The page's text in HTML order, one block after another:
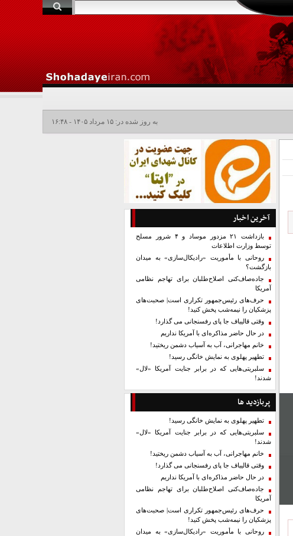
به روز شده در: ۱۵ مرداد ۱۴۰۵ - ۱۶:۴۸
آخرین اخبار
بازداشت ۲۱ مزدور موساد و ۴ شرور مسلح
توسط وزارت اطلاعات
روحانی با مأموریت «رادیکال‌سازی» به میدان
بازگشت؟
جاده‌صاف‌کنی اصلاح‌طلبان برای تهاجم نظامی
آمریکا
حرف‌های رئیس‌جمهور تکراری است| صحبت‌های
پزشکیان را نیمه‌شب پخش کنید!
وقتی قالیباف جا پای رفسنجانی می گذارد!
در حال حاضر مذاکره‌ای با آمریکا نداریم
خانم مهاجرانی، آب به آسیاب دشمن ریختید!
تطهیر پهلوی به نمایش خانگی رسید!
سلبریتی‌هایی که در برابر جنایت آمریکا «لال»
شدند!
پربازدید ها
تطهیر پهلوی به نمایش خانگی رسید!
سلبریتی‌هایی که در برابر جنایت آمریکا «لال»
شدند!
خانم مهاجرانی، آب به آسیاب دشمن ریختید!
وقتی قالیباف جا پای رفسنجانی می گذارد!
در حال حاضر مذاکره‌ای با آمریکا نداریم
جاده‌صاف‌کنی اصلاح‌طلبان برای تهاجم نظامی
آمریکا
حرف‌های رئیس‌جمهور تکراری است| صحبت‌های
پزشکیان را نیمه‌شب پخش کنید!
روحانی با مأموریت «رادیکال‌سازی» به میدان